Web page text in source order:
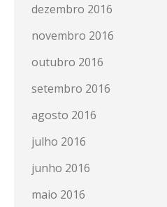
dezembro 2016
novembro 2016
outubro 2016
setembro 2016
agosto 2016
julho 2016
junho 2016
maio 2016